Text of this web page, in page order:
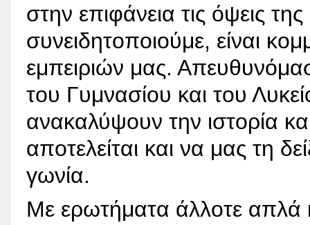
στην επιφάνεια τις όψεις
συνειδητοποιούμε, είναι
εμπειριών μας.
του Γυμνασίου και του
ανακαλύψουν την ιστορία
αποτελείται και να μας τη
γωνία.
Με ερωτήματα άλλοτε απλά